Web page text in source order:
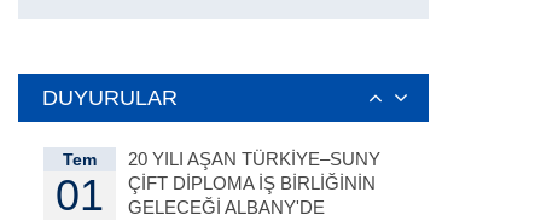
DUYURULAR
Tem
01
20 YILI AŞAN TÜRKİYE–SUNY
ÇİFT DİPLOMA İŞ BİRLİĞİNİN
GELECEĞİ ALBANY'DE